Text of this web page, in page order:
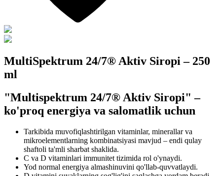
MultiSpektrum 24/7® Aktiv Siropi – 250
ml
"Multispektrum 24/7® Aktiv Siropi" –
ko'proq energiya va salomatlik uchun
Tarkibida muvofiqlashtirilgan vitaminlar, minerallar va
mikroelementlarning kombinatsiyasi mavjud – endi qulay
shaftoli ta'mli sharbat shaklida.
C va D vitaminlari immunitet tizimida rol o'ynaydi.
Yod normal energiya almashinuvini qo'llab-quvvatlaydi.